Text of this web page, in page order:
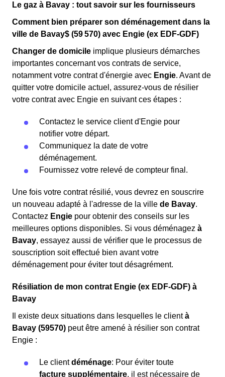
Le gaz à Bavay : tout savoir sur les fournisseurs
Comment bien préparer son déménagement dans la
ville de Bavay$ (59 570) avec Engie (ex EDF-GDF)
Changer de domicile implique plusieurs démarches
importantes concernant vos contrats de service,
notamment votre contrat d'énergie avec Engie. Avant de
quitter votre domicile actuel, assurez-vous de résilier
votre contrat avec Engie en suivant ces étapes :
Contactez le service client d'Engie pour
notifier votre départ.
Communiquez la date de votre
déménagement.
Fournissez votre relevé de compteur final.
Une fois votre contrat résilié, vous devrez en souscrire
un nouveau adapté à l'adresse de la ville de Bavay.
Contactez Engie pour obtenir des conseils sur les
meilleures options disponibles. Si vous déménagez à
Bavay, essayez aussi de vérifier que le processus de
souscription soit effectué bien avant votre
déménagement pour éviter tout désagrément.
Résiliation de mon contrat Engie (ex EDF-GDF) à
Bavay
Il existe deux situations dans lesquelles le clientà
Bavay (59570) peut être amené à résilier son contrat
Engie :
Le clientdéménage: Pour éviter toute
facture supplémentaire, il est nécessaire de